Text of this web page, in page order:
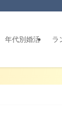
年代別婚活 ラ